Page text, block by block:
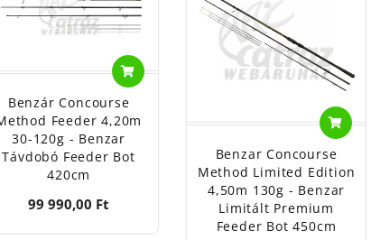
Benzár Concourse
Feeder 4,20m
30-120g - Benzar
Távdobó Feeder Bot
420cm
99 990,00 Ft
Benzar Concourse
Method Limited Edition
4,50m 130g - Benzar
Limitált Premium
Feeder Bot 450cm